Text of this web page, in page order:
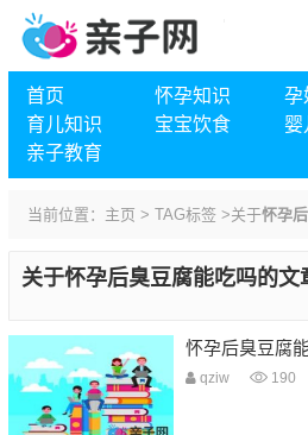
首页 怀孕知识 孕
育儿知识
宝宝饮食 婴
亲子教育
当前位置： 主页 > TAG标签 >关于怀孕
关于怀孕后臭豆腐能吃吗的文
怀孕后臭豆腐
qziw 190